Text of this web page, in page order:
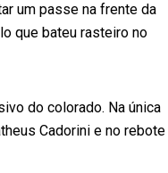
um passe na frente da
que bateu rasteiro no
do colorado. Na única
Cadorini e no rebote